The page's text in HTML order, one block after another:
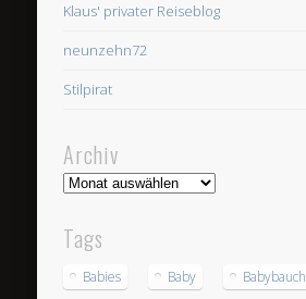
Klaus' privater Reiseblog
neunzehn72
Stilpirat
Archiv
Archiv
Tags
Babies Baby Babybauch